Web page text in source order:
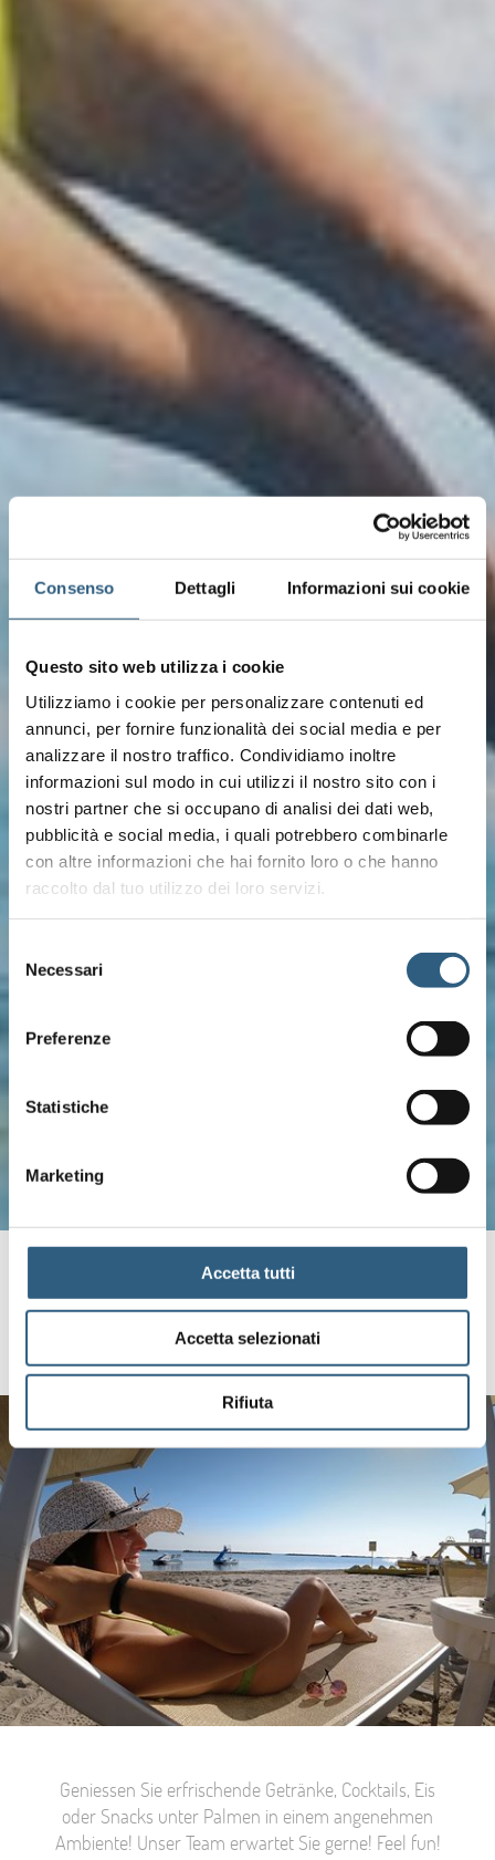
Consenso Dettagli Informazioni sui cookie
Questo sito web utilizza i cookie
Utilizziamo i cookie per personalizzare contenuti ed
annunci, per fornire funzionalità dei social media e per
analizzare il nostro traffico. Condividiamo inoltre
informazioni sul modo in cui utilizzi il nostro sito con i
nostri partner che si occupano di analisi dei dati web,
pubblicità e social media, i quali potrebbero combinarle
con altre informazioni che hai fornito loro o che hanno
raccolto dal tuo utilizzo dei loro servizi.
delNecessari
Preferenze
Statistiche
Marketing
Accetta tutti
Accetta selezionati
Rifiuta
Der Privatstrand
exklusiv für unsere Gäste
Geniessen Sie erfrischende Getränke, Cocktails, Eis
oder Snacks unter Palmen in einem angenehmen
Ambiente! Unser Team erwartet Sie gerne! Feel fun!